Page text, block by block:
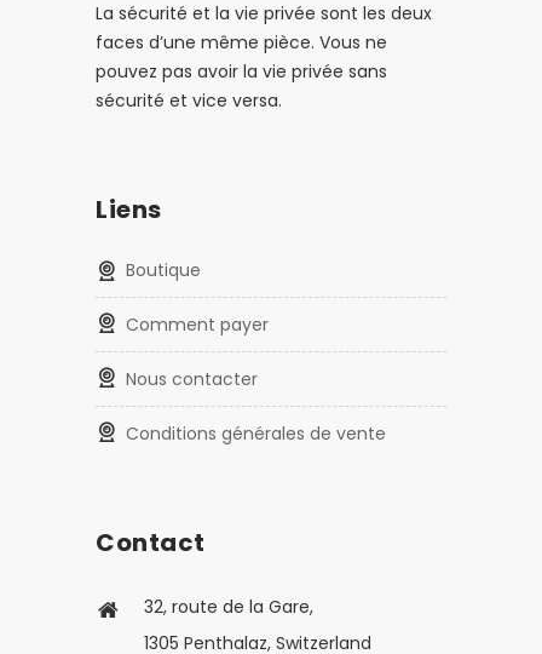
La sécurité et la vie privée sont les deux
faces d’une même pièce. Vous ne
pouvez pas avoir la vie privée sans
sécurité et vice versa.
Liens
Boutique
Comment payer
Nous contacter
Conditions générales de vente
Contact
32, route de la Gare,
1305 Penthalaz, Switzerland